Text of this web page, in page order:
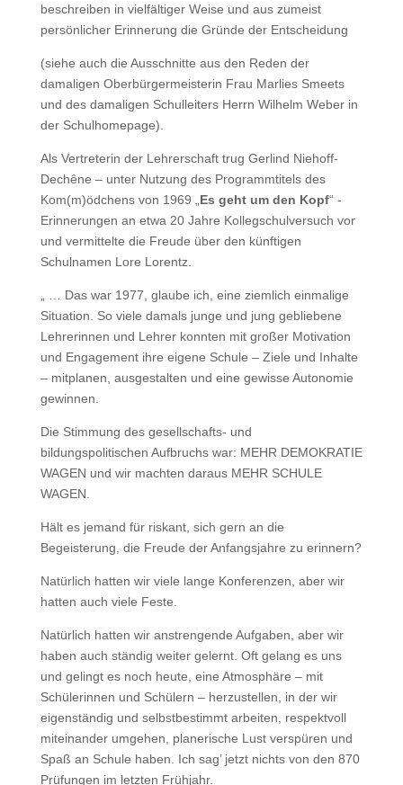
beschreiben in vielfältiger Weise und aus zumeist
persönlicher Erinnerung die Gründe der Entscheidung
(siehe auch die Ausschnitte aus den Reden der
damaligen Oberbürgermeisterin Frau Marlies Smeets
und des damaligen Schulleiters Herrn Wilhelm Weber in
der Schulhomepage).
Als Vertreterin der Lehrerschaft trug Gerlind Niehoff-
Dechêne – unter Nutzung des Programmtitels des
Kom(m)ödchens von 1969 „ Es geht um den Kopf“ -
Erinnerungen an etwa 20 Jahre Kollegschulversuch vor
und vermittelte die Freude über den künftigen
Schulnamen Lore Lorentz.
„ … Das war 1977, glaube ich, eine ziemlich einmalige
Situation. So viele damals junge und jung gebliebene
Lehrerinnen und Lehrer konnten mit großer Motivation
und Engagement ihre eigene Schule – Ziele und Inhalte
– mitplanen, ausgestalten und eine gewisse Autonomie
gewinnen.
Die Stimmung des gesellschafts- und
bildungspolitischen Aufbruchs war: MEHR DEMOKRATIE
WAGEN und wir machten daraus MEHR SCHULE
WAGEN.
Hält es jemand für riskant, sich gern an die
Begeisterung, die Freude der Anfangsjahre zu erinnern?
Natürlich hatten wir viele lange Konferenzen, aber wir
hatten auch viele Feste.
Natürlich hatten wir anstrengende Aufgaben, aber wir
haben auch ständig weiter gelernt. Oft gelang es uns
und gelingt es noch heute, eine Atmosphäre – mit
Schülerinnen und Schülern – herzustellen, in der wir
eigenständig und selbstbestimmt arbeiten, respektvoll
miteinander umgehen, planerische Lust verspüren und
Spaß an Schule haben. Ich sag’ jetzt nichts von den 870
Prüfungen im letzten Frühjahr.